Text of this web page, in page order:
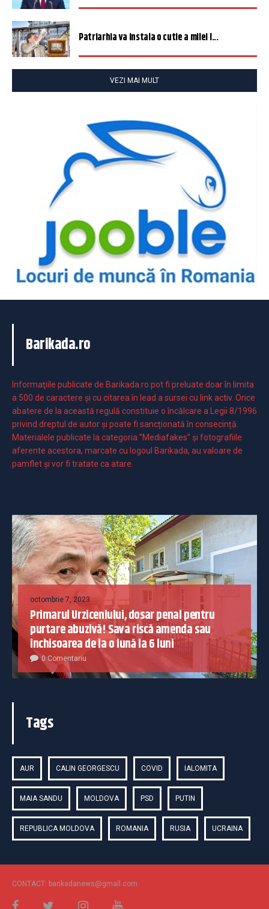
Patriarhia va instala o cutie a milei î...
VEZI MAI MULT
Barikada.ro
Informaţiile publicate de Barikada.ro pot fi preluate doar în limita
a 500 de caractere şi cu citarea în lead a sursei cu link activ. Orice
abatere de la această regulă constituie o încălcare a Legii 8/1996
privind dreptul de autor și poate fi sancționată în consecință.
Materialele publicate la categoria ”Mediafakes” și fotografiile
aferente acestora, marcate cu logoul Barikada, au valoare de
pamflet și vor fi tratate ca atare.
octombrie 7, 2023
Primarul Urziceniului, dosar penal pentru
purtare abuzivă! Sava riscă amenda sau
închisoarea de la o lună la 6 luni
0 Comentariu
Tags
AUR CALIN GEORGESCU COVID IALOMITA
MAIA SANDU MOLDOVA PSD PUTIN
REPUBLICA MOLDOVA ROMANIA RUSIA UCRAINA
CONTACT: barikadanews@gmail.com